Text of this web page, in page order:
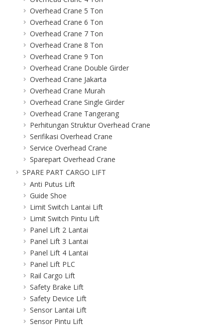
Overhead Crane 5 Ton
Overhead Crane 6 Ton
Overhead Crane 7 Ton
Overhead Crane 8 Ton
Overhead Crane 9 Ton
Overhead Crane Double Girder
Overhead Crane Jakarta
Overhead Crane Murah
Overhead Crane Single Girder
Overhead Crane Tangerang
Perhitungan Struktur Overhead Crane
Serifikasi Overhead Crane
Service Overhead Crane
Sparepart Overhead Crane
SPARE PART CARGO LIFT
Anti Putus Lift
Guide Shoe
Limit Switch Lantai Lift
Limit Switch Pintu Lift
Panel Lift 2 Lantai
Panel Lift 3 Lantai
Panel Lift 4 Lantai
Panel Lift PLC
Rail Cargo Lift
Safety Brake Lift
Safety Device Lift
Sensor Lantai Lift
Sensor Pintu Lift